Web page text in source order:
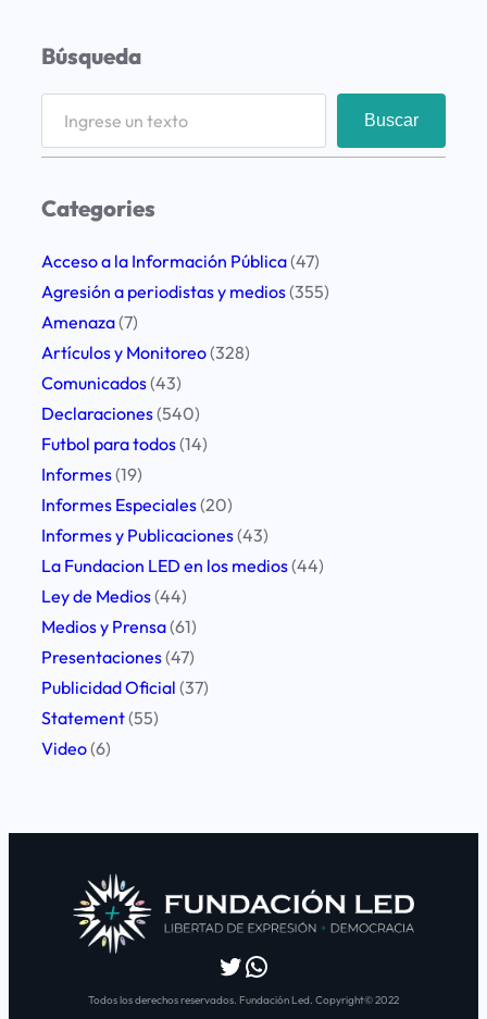
Búsqueda
r
h
Buscar
Categories
Acceso a la Información Pública(47)
Agresión a periodistas y medios(355)
Amenaza(7)
Artículos y Monitoreo(328)
Comunicados(43)
Declaraciones(540)
Futbol para todos(14)
Informes(19)
Informes Especiales(20)
Informes y Publicaciones(43)
La Fundacion LED en los medios(44)
Ley de Medios(44)
Medios y Prensa(61)
Presentaciones(47)
Publicidad Oficial (37)
Statement(55)
Video(6)
Twitter
WhatsApp
Todos los derechos reservados. Fundación Led. Copyright© 2022